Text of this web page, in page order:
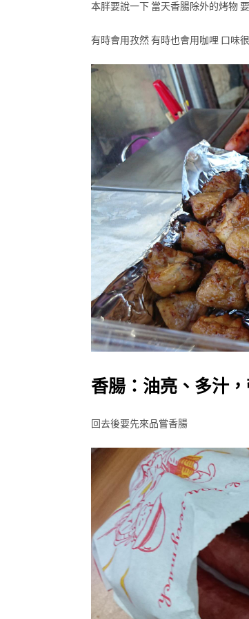
本胖要說一下 當天香腸除外的烤物
有時會用孜然 有時也會用咖哩 口味
香腸：油亮、多汁
回去後要先來品嘗香腸